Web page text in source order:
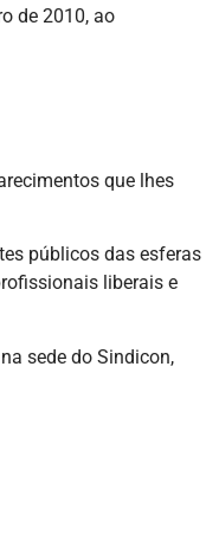
de 2010, ao
que lhes
públicos das esferas
liberais e
sede do Sindicon,